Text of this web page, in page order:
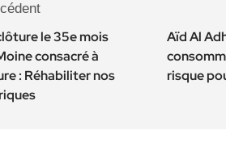
le 35e mois
consacré à
: Réhabiliter nos
Aïd Al
risque